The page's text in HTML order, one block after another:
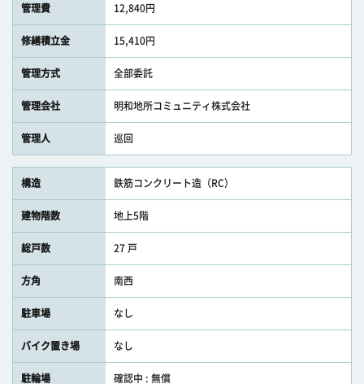
管理費 12,840円
修繕積立金 15,410円
管理方式 全部委託
管理会社 明和地所コミュニティ株式会社
管理人 巡回
構造 鉄筋コンクリート造（RC）
建物階数 地上5階
総戸数 27 戸
方角 南西
駐車場 なし
バイク置き場 なし
駐輪場 確認中 : 無償